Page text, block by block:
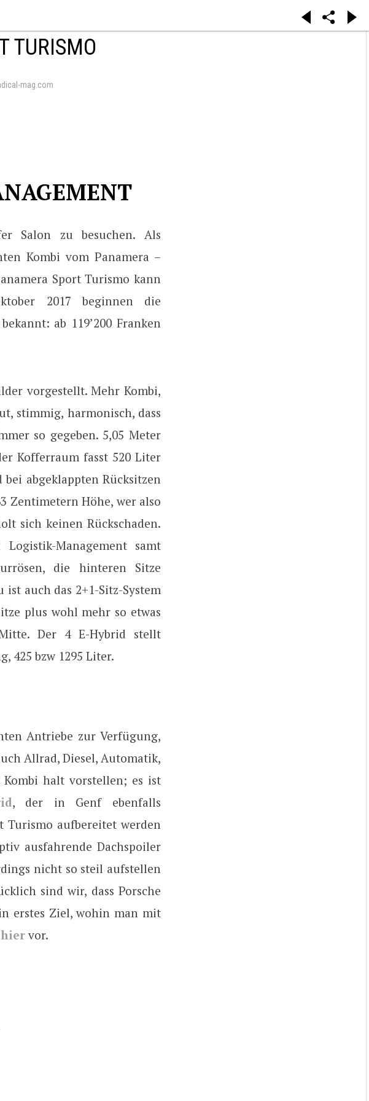
TURISMO
mag.com
Salon zu besuchen. Als
Kombi vom Panamera –
Sport Turismo kann
2017 beginnen die
ab 119’200 Franken
vorgestellt. Mehr Kombi,
stimmig, harmonisch, dass
so gegeben. 5,05 Meter
Kofferraum fasst 520 Liter
abgeklappten Rücksitzen
Zentimetern Höhe, wer also
sich keinen Rückschaden.
Management samt
die hinteren Sitze
ist auch das 2+1-Sitz-System
plus wohl mehr so etwas
Der 4 E-Hybrid stellt
425 bzw 1295 Liter.
Antriebe zur Verfügung,
Allrad, Diesel, Automatik,
Kombi halt vorstellen; es ist
, der in Genf ebenfalls
aufbereitet werden
ausfahrende Dachspoiler
nicht so steil aufstellen
sind wir, dass Porsche
erstes Ziel, wohin man mit
hier vor.